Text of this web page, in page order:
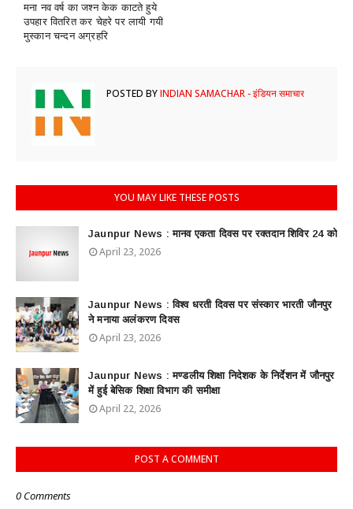
मना नव वर्ष का जश्न केक काटते हुये
उपहार वितरित कर चेहरे पर लायी गयी
मुस्कान चन्दन अग्रहरि
POSTED BYINDIAN SAMACHAR - इंडियन समाचार
YOU MAY LIKE THESE POSTS
Jaunpur News : ​मानव एकता दिवस पर रक्तदान शिविर 24 को
April 23, 2026
Jaunpur News : विश्व धरती दिवस पर संस्कार भारती जौनपुर
ने मनाया अलंकरण दिवस
April 23, 2026
Jaunpur News : ​मण्डलीय शिक्षा निदेशक के निर्देशन में जौनपुर
में हुई बेसिक शिक्षा विभाग की समीक्षा
April 22, 2026
POST A COMMENT
0 Comments